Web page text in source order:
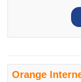
Orange